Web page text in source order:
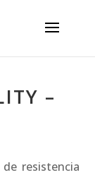
–
resistencia